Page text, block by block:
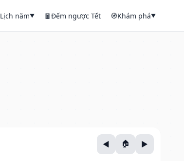
Lịch năm▼ 🧧Đếm ngược Tết 🧭Khám phá▼